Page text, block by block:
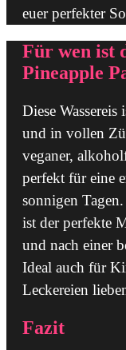
euer perfekter
Für wen ist
Pineapple
Diese
und in vollen
veganer,
perfekt für eine
sonnigen
ist der perfekte
und nach einer
Ideal auch für
Leckereien
Fazit